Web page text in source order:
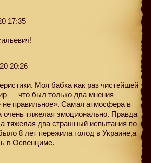
17:35
20:26
Моя бабка как раз чистейшей
— что был только два мнения —
не правильное». Самая атмосфера в
очень тяжелая эмоционально. Правда
тяжелая два страшный испытания по
8 лет пережила голод в Украине,а
в Освенциме.